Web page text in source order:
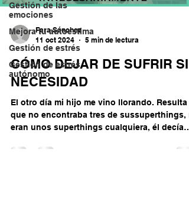
Gestión de las
emociones
Mejora tu autoestima
Gestión de estrés
Gestion de estrés
autónomo
Fara Sánchez
11 oct 2024
5 min de lectura
CÓMO DEJAR DE SUFRIR
NECESIDAD
El otro día mi hijo me vino llorando. Resulta
que no encontraba tres de sussuperthings,
eran unos superthings cualquiera, él decía